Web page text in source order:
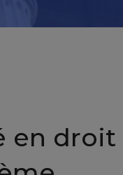
en droit